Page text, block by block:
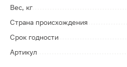
Вес, кг
Страна происхождения
Срок годности
Артикул